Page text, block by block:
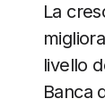
La
livello
Banca